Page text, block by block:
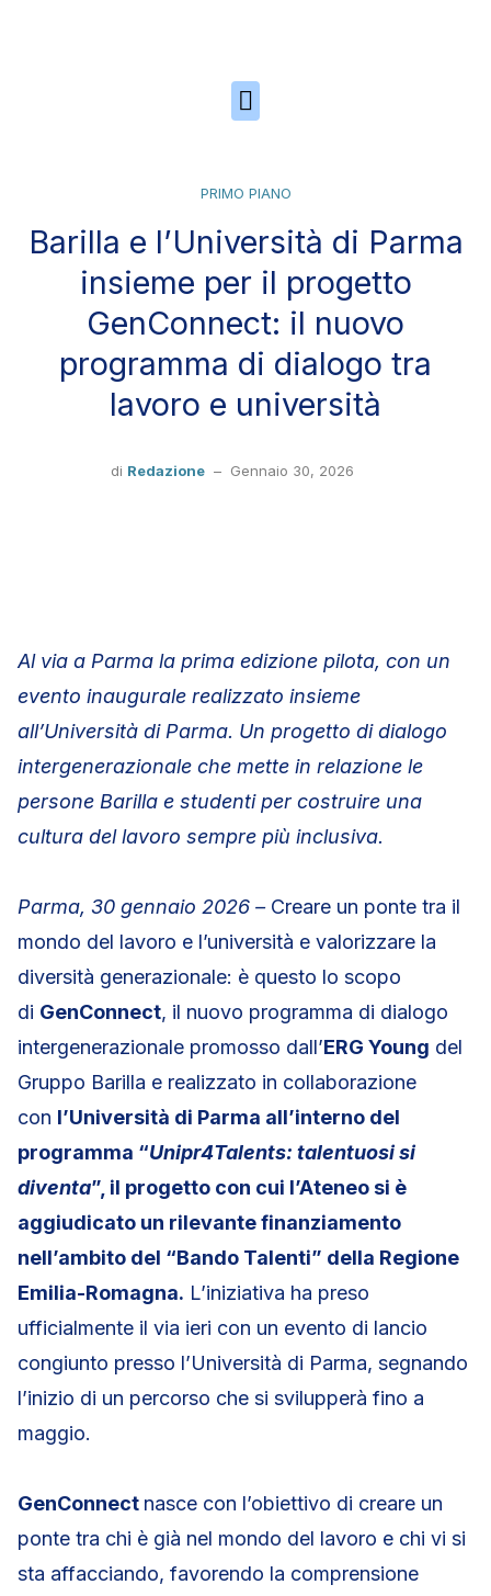
PRIMO PIANO
Barilla e l’Università di Parma
insieme per il progetto
GenConnect: il nuovo
programma di dialogo tra
lavoro e università
di Redazione – Gennaio 30, 2026
Al via a Parma la prima edizione pilota, con un
evento inaugurale realizzato insieme
all’Università di Parma. Un progetto di dialogo
intergenerazionale che mette in relazione le
persone Barilla e studenti per costruire una
cultura del lavoro sempre più inclusiva.
Parma, 30 gennaio 2026 – Creare un ponte tra il
mondo del lavoro e l’università e valorizzare la
diversità generazionale: è questo lo scopo
di GenConnect, il nuovo programma di dialogo
intergenerazionale promosso dall’ERG Young del
Gruppo Barilla e realizzato in collaborazione
con l’Università di Parma all’interno del
programma “Unipr4Talents: talentuosi si
diventa”, il progetto con cui l’Ateneo si è
aggiudicato un rilevante finanziamento
nell’ambito del “Bando Talenti” della Regione
Emilia-Romagna. L’iniziativa ha preso
ufficialmente il via ieri con un evento di lancio
congiunto presso l’Università di Parma, segnando
l’inizio di un percorso che si svilupperà fino a
maggio.
GenConnect nasce con l’obiettivo di creare un
ponte tra chi è già nel mondo del lavoro e chi vi si
sta affacciando, favorendo la comprensione